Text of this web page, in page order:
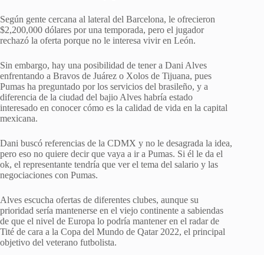
Según gente cercana al lateral del Barcelona, le ofrecieron
$2,200,000 dólares por una temporada, pero el jugador
rechazó la oferta porque no le interesa vivir en León.
Sin embargo, hay una posibilidad de tener a Dani Alves
enfrentando a Bravos de Juárez o Xolos de Tijuana, pues
Pumas ha preguntado por los servicios del brasileño, y a
diferencia de la ciudad del bajio Alves habría estado
interesado en conocer cómo es la calidad de vida en la capital
mexicana.
Dani buscó referencias de la CDMX y no le desagrada la idea,
pero eso no quiere decir que vaya a ir a Pumas. Si él le da el
ok, el representante tendría que ver el tema del salario y las
negociaciones con Pumas.
Alves escucha ofertas de diferentes clubes, aunque su
prioridad sería mantenerse en el viejo continente a sabiendas
de que el nivel de Europa lo podría mantener en el radar de
Tité de cara a la Copa del Mundo de Qatar 2022, el principal
objetivo del veterano futbolista.